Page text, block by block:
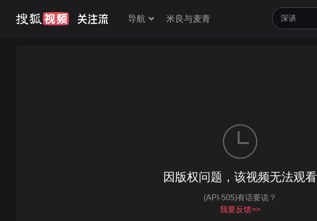
导航 米良与麦青
因版权问题，该视频无法观看
(API-505)有话要说？
我要反馈>>